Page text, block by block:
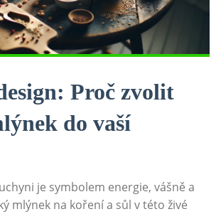
Proč​ zvolit
do vaší
je symbolem energie, vášně a
mlýnek na koření a sůl v této živé